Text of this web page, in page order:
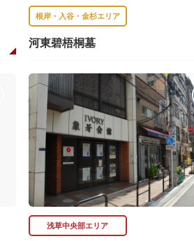
根岸・入谷・金杉エリア
河東碧梧桐墓
浅草中央部エリア